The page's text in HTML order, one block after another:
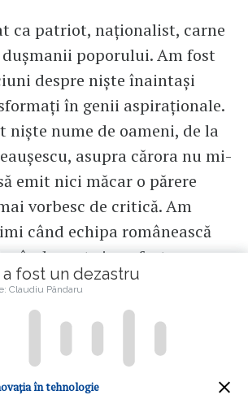
ca patriot, naționalist, carne
poporului. Am fost
despre niște înaintași
în genii aspiraționale.
niște nume de oameni, de la
asupra cărora nu mi-
emit nici măcar o părere
vorbesc de critică. Am
când echipa românească
prost și am fost
incompetența sau
mei, dând mereu
pe orice alt factor
xenofob și am privit străinii
fost un dezastru
Claudiu Pândaru
în tehnologie